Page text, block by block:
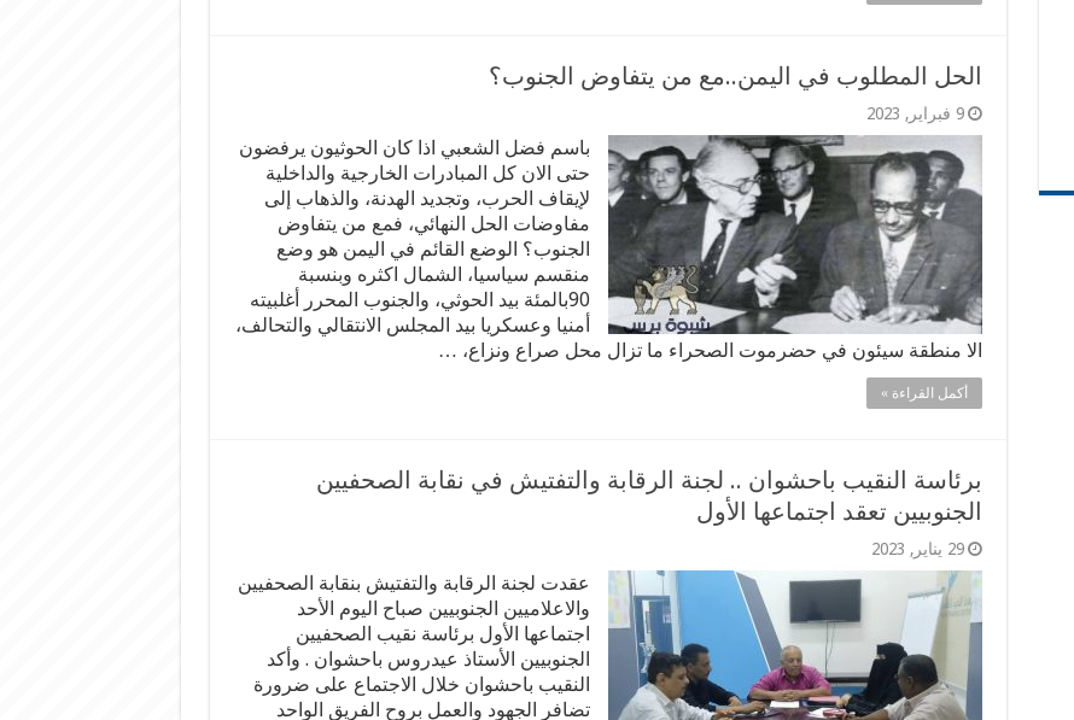
الحل المطلوب في اليمن..مع من يتفاوض الجنوب؟
9 فبراير, 2023
باسم فضل الشعبي اذا كان الحوثيون يرفضون
حتى الان كل المبادرات الخارجية والداخلية
لإيقاف الحرب، وتجديد الهدنة، والذهاب إلى
مفاوضات الحل النهائي، فمع من يتفاوض
الجنوب؟ الوضع القائم في اليمن هو وضع
منقسم سياسيا، الشمال اكثره وبنسبة
90بالمئة بيد الحوثي، والجنوب المحرر أغلبيته
أمنيا وعسكريا بيد المجلس الانتقالي والتحالف،
الا منطقة سيئون في حضرموت الصحراء ما تزال محل صراع ونزاع، …
أكمل القراءة »
برئاسة النقيب باحشوان .. لجنة الرقابة والتفتيش في نقابة الصحفيين
الجنوبيين تعقد اجتماعها الأول
29 يناير, 2023
عقدت لجنة الرقابة والتفتيش بنقابة الصحفيين
والاعلاميين الجنوبيين صباح اليوم الأحد
اجتماعها الأول برئاسة نقيب الصحفيين
الجنوبيين الأستاذ عيدروس باحشوان . وأكد
النقيب باحشوان خلال الاجتماع على ضرورة
تضافر الجهود والعمل بروح الفريق الواحد